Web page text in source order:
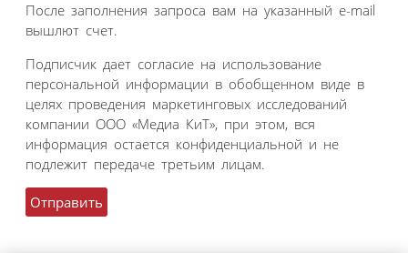
После заполнения запроса вам на указанный e-mail
вышлют счет.
Подписчик дает согласие на использование
персональной информации в обобщенном виде в
целях проведения маркетинговых исследований
компании ООО «Медиа КиТ», при этом, вся
информация остается конфиденциальной и не
подлежит передаче третьим лицам.